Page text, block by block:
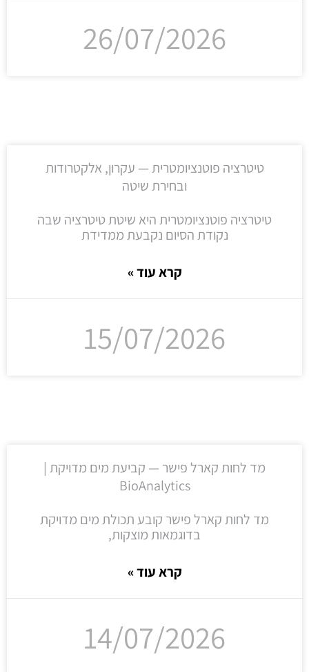
26/07/2026
טיטרציה פוטנציומטרית — עקרון, אלקטרודות
ובחירת שיטה
טיטרציה פוטנציומטרית היא שיטת טיטרציה שבה
נקודת הסיום נקבעת ממדידת
קרא עוד »
15/07/2026
מד לחות קארל פישר — קביעת מים מדויקת |
BioAnalytics
מד לחות קארל פישר קובע תכולת מים מדויקת
בדוגמאות מוצקות,
קרא עוד »
14/07/2026